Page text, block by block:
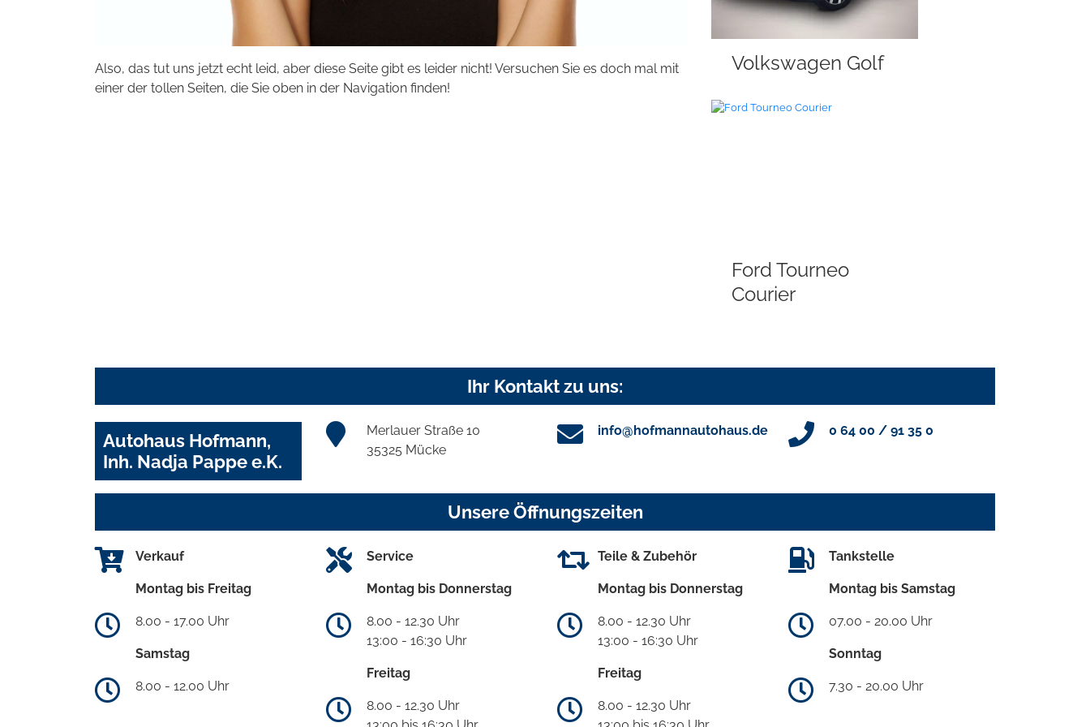
Also, das tut uns jetzt echt leid, aber diese Seite gibt es leider nicht! Versuchen Sie es doch mal mit
einer der tollen Seiten, die Sie oben in der Navigation finden!
Volkswagen Golf
Ford Tourneo
Courier
Ihr Kontakt zu uns:
Autohaus Hofmann,
Inh. Nadja Pappe e.K.
Merlauer Straße 10
35325 Mücke
info@hofmannautohaus.de 0 64 00 / 91 35 0
Unsere Öffnungszeiten
Verkauf
Montag bis Freitag
8.00 - 17.00 Uhr
Samstag
8.00 - 12.00 Uhr
Service
Montag bis Donnerstag
8.00 - 12.30 Uhr
13:00 - 16:30 Uhr
Freitag
8.00 - 12.30 Uhr
Teile & Zubehör
Montag bis Donnerstag
8.00 - 12.30 Uhr
13:00 - 16:30 Uhr
Freitag
8.00 - 12.30 Uhr
Tankstelle
Montag bis Samstag
07.00 - 20.00 Uhr
Sonntag
7.30 - 20.00 Uhr